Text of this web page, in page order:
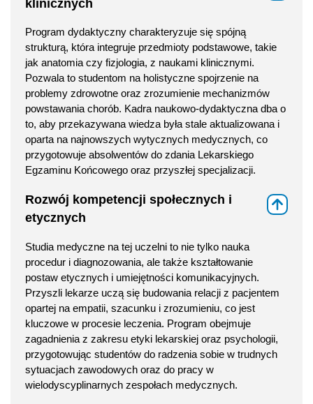
klinicznych
Program dydaktyczny charakteryzuje się spójną
strukturą, która integruje przedmioty podstawowe, takie
jak anatomia czy fizjologia, z naukami klinicznymi.
Pozwala to studentom na holistyczne spojrzenie na
problemy zdrowotne oraz zrozumienie mechanizmów
powstawania chorób. Kadra naukowo-dydaktyczna dba o
to, aby przekazywana wiedza była stale aktualizowana i
oparta na najnowszych wytycznych medycznych, co
przygotowuje absolwentów do zdania Lekarskiego
Egzaminu Końcowego oraz przyszłej specjalizacji.
Rozwój kompetencji społecznych i
etycznych
Studia medyczne na tej uczelni to nie tylko nauka
procedur i diagnozowania, ale także kształtowanie
postaw etycznych i umiejętności komunikacyjnych.
Przyszli lekarze uczą się budowania relacji z pacjentem
opartej na empatii, szacunku i zrozumieniu, co jest
kluczowe w procesie leczenia. Program obejmuje
zagadnienia z zakresu etyki lekarskiej oraz psychologii,
przygotowując studentów do radzenia sobie w trudnych
sytuacjach zawodowych oraz do pracy w
wielodyscyplinarnych zespołach medycznych.